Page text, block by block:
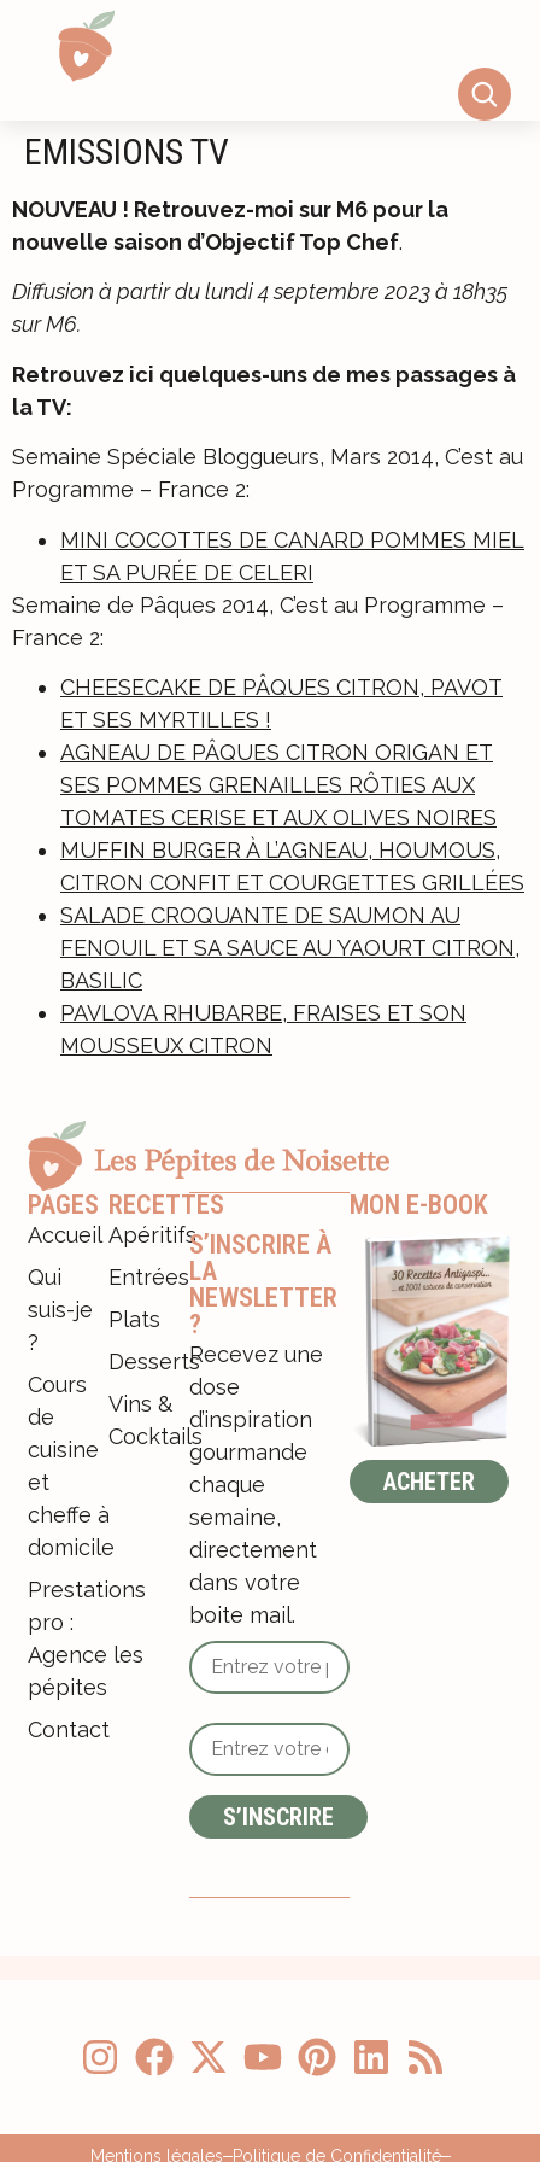
EMISSIONS TV
NOUVEAU ! Retrouvez-moi sur M6 pour la
nouvelle saison d’Objectif Top Chef.
Diffusion à partir du lundi 4 septembre 2023 à 18h35
sur M6.
Retrouvez ici quelques-uns de mes passages à
la TV:
Semaine Spéciale Bloggueurs, Mars 2014, C’est au
Programme – France 2:
MINI COCOTTES DE CANARD POMMES MIEL
ET SA PURÉE DE CELERI
Semaine de Pâques 2014, C’est au Programme –
France 2:
CHEESECAKE DE PÂQUES CITRON, PAVOT
ET SES MYRTILLES !
AGNEAU DE PÂQUES CITRON ORIGAN ET
SES POMMES GRENAILLES RÔTIES AUX
TOMATES CERISE ET AUX OLIVES NOIRES
MUFFIN BURGER À L’AGNEAU, HOUMOUS,
CITRON CONFIT ET COURGETTES GRILLÉES
SALADE CROQUANTE DE SAUMON AU
FENOUIL ET SA SAUCE AU YAOURT CITRON,
BASILIC
PAVLOVA RHUBARBE, FRAISES ET SON
MOUSSEUX CITRON
PAGES
Accueil
Qui
suis-je
?
Cours
de
cuisine
et
cheffe à
domicile
Prestations
pro :
Agence les
pépites
Contact
RECETTES
Apéritifs
Entrées
Plats
Desserts
Vins &
Cocktails
S’INSCRIRE À
LA
NEWSLETTER
?
Recevez une
dose
d’inspiration
gourmande
chaque
semaine,
directement
dans votre
boite mail.
MON E-BOOK
ACHETER
Mentions légales Politique de Confidentialité